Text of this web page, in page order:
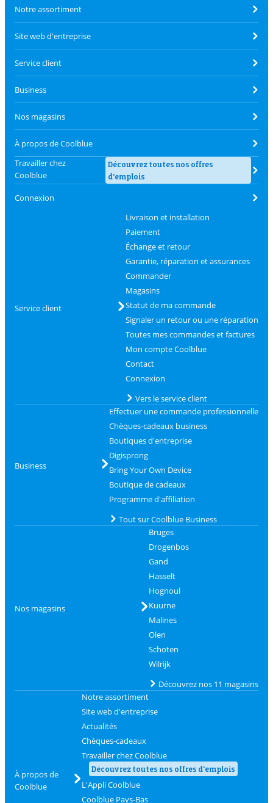
Notre assortiment
Site web d'entreprise
Service client
Business
Nos magasins
À propos de Coolblue
Travailler chez
Coolblue
Découvrez toutes nos offres
d'emplois
Connexion
Service client
Livraison et installation
Paiement
Échange et retour
Garantie, réparation et assurances
Commander
Magasins
Statut de ma commande
Signaler un retour ou une réparation
Toutes mes commandes et factures
Mon compte Coolblue
Contact
Connexion
Vers le service client
Business
Effectuer une commande professionnelle
Chèques-cadeaux business
Boutiques d'entreprise
Digisprong
Bring Your Own Device
Boutique de cadeaux
Programme d'affiliation
Tout sur Coolblue Business
Nos magasins
Bruges
Drogenbos
Gand
Hasselt
Hognoul
Kuurne
Malines
Olen
Schoten
Wilrijk
Découvrez nos 11 magasins
À propos de
Coolblue
Notre assortiment
Site web d'entreprise
Actualités
Chèques-cadeaux
Travailler chez Coolblue
Découvrez toutes nos offres d'emplois
L'Appli Coolblue
Coolblue Pays-Bas